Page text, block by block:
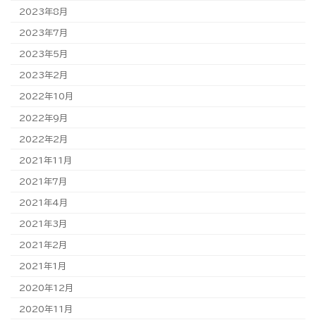
2023年8月
2023年7月
2023年5月
2023年2月
2022年10月
2022年9月
2022年2月
2021年11月
2021年7月
2021年4月
2021年3月
2021年2月
2021年1月
2020年12月
2020年11月